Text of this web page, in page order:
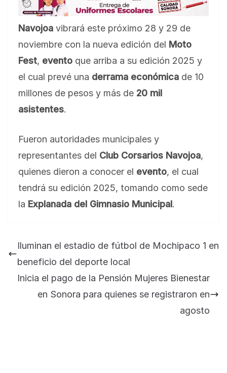
Navojoa vibrará este próximo 28 y 29 de
noviembre con la nueva edición del Moto
Fest, evento que arriba a su edición 2025 y
el cual prevé una derrama económica de 10
millones de pesos y más de 20 mil
asistentes.
Fueron autoridades municipales y
representantes del Club Corsarios Navojoa,
quienes dieron a conocer el evento, el cual
tendrá su edición 2025, tomando como sede
la Explanada del Gimnasio Municipal.
Iluminan el estadio de fútbol de Mochipaco 1 en
beneficio del deporte local
Inicia el pago de la Pensión Mujeres Bienestar
en Sonora para quienes se registraron en
agosto
Universidad Tecnológica de Etchojoa
presente en la conferencia del gobernador
de Sonora Dr. Alfonso Durazo se esperan
importantes anuncios en el tema de salud
para la Universidad y para el municipio